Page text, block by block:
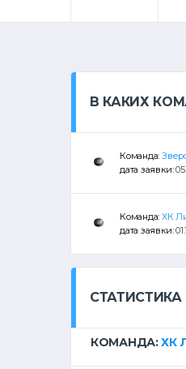
В КАКИХ
Команда:
дата заявки:
Команда:ХК
дата заявки:
СТАТИСТИКА
КОМАНДА:ХК